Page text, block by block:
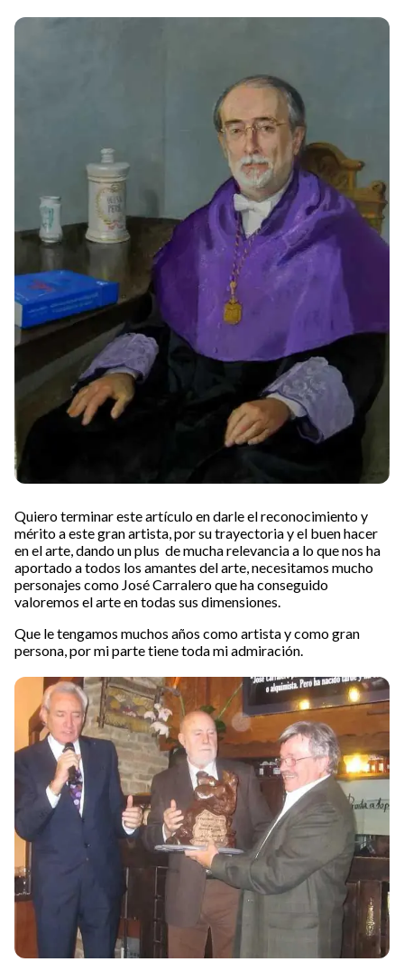
Quiero terminar este artículo en darle el reconocimiento y
mérito a este gran artista, por su trayectoria y el buen hacer
en el arte, dando un plus de mucha relevancia a lo que nos ha
aportado a todos los amantes del arte, necesitamos mucho
personajes como José Carralero que ha conseguido
valoremos el arte en todas sus dimensiones.
Que le tengamos muchos años como artista y como gran
persona, por mi parte tiene toda mi admiración.